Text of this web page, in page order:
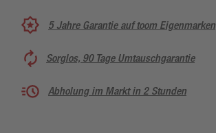
5 Jahre Garantie auf toom Eigenmarken
Sorglos, 90 Tage Umtauschgarantie
Abholung im Markt in 2 Stunden